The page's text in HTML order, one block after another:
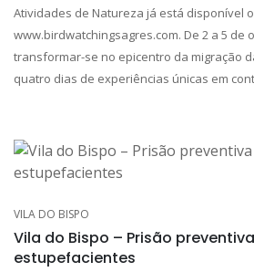
Atividades de Natureza já está disponível
www.birdwatchingsagres.com. De 2 a 5 de
transformar-se no epicentro da migração
quatro dias de experiências únicas em
VILA DO BISPO
Vila do Bispo – Prisão
estupefacientes